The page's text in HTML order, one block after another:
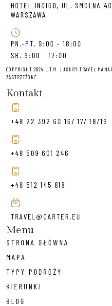
HOTEL INDIGO, UL. SMOLNA
WARSZAWA
PN.-PT. 9:00 - 18:00
SB. 9:00 - 17:00
COPYRIGHT 2024 L.T.M. LUXURY TRAVEL
ZASTRZEŻONE.
Kontakt
+48 22 392 60 16/ 17/ 18/19
+48 509 601 246
+48 512 145 818
TRAVEL@CARTER.EU
Menu
STRONA GŁÓWNA
MAPA
TYPY PODRÓŻY
KIERUNKI
BLOG